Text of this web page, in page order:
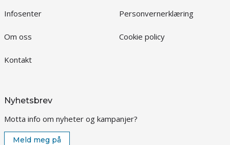
Infosenter
Om oss
Kontakt
Personvernerklæring
Cookie policy
Nyhetsbrev
Motta info om nyheter og kampanjer?
Meld meg på